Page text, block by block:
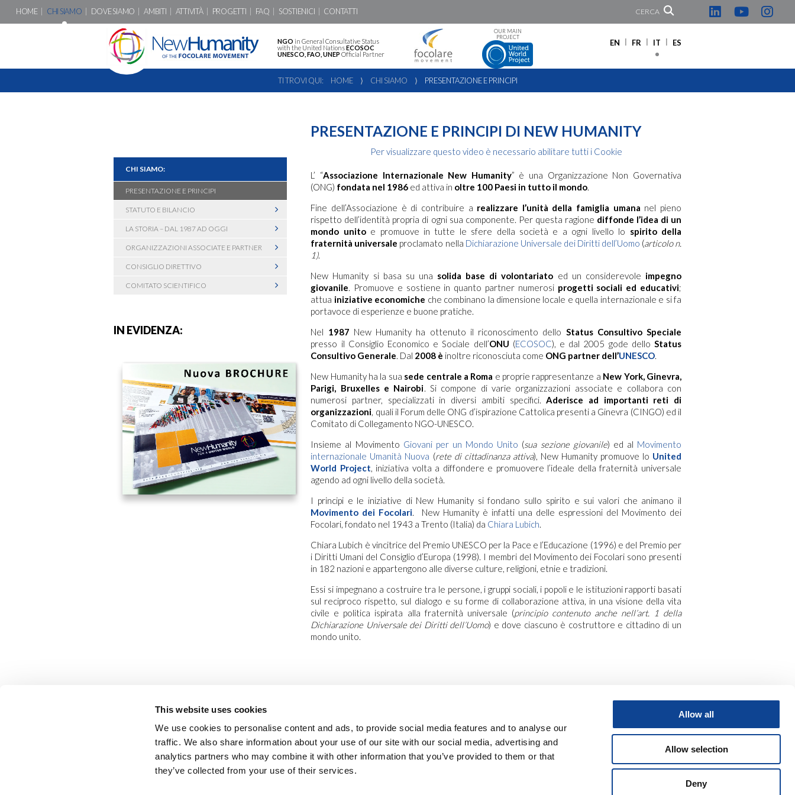
This website uses cookies
We use cookies to personalise content and ads, to provide social media features and to analyse our
traffic. We also share information about your use of our site with our social media, advertising and
analytics partners who may combine it with other information that you’ve provided to them or that
they’ve collected from your use of their services.
Allow all
Allow selection
Deny
HOME CHI SIAMO DOVE SIAMO AMBITI ATTIVITÀ PROGETTI FAQ SOSTIENICI CONTATTI CERCA
NGO in General Consultative Status
with the United NationsECOSOC
UNESCO, FAO, UNEP Official Partner
OUR MAIN
PROJECT
EN FR IT ES
TI TROVI QUI: HOME ⟩ CHI SIAMO ⟩ PRESENTAZIONE E PRINCIPI
PRESENTAZIONE E PRINCIPI DI NEW HUMANITY
CHI SIAMO:
PRESENTAZIONE E PRINCIPI
STATUTO E BILANCIO
LA STORIA – DAL 1987 AD OGGI
ORGANIZZAZIONI ASSOCIATE E PARTNER
CONSIGLIO DIRETTIVO
COMITATO SCIENTIFICO
IN EVIDENZA:
Per visualizzare questo video è necessario abilitare tutti i Cookie
L’ “Associazione Internazionale New Humanity” è una Organizzazione Non Governativa
(ONG) fondata nel 1986 ed attiva in oltre 100 Paesi in tutto il mondo.
Fine dell’Associazione è di contribuire a realizzare l’unità della famiglia umana nel pieno
rispetto dell’identità propria di ogni sua componente. Per questa ragione diffonde l’idea di un
mondo unitoe promuove in tutte le sfere della società e a ogni livello lo spirito della
fraternità universale proclamato nella Dichiarazione Universale dei Diritti dell’Uomo (articolo n.
1).
New Humanity si basa su una solida base di volontariato ed un considerevole impegno
giovanile. Promuove e sostiene in quanto partner numerosi progetti sociali ed educativi;
attua iniziative economiche che combinano la dimensione locale e quella internazionale e si fa
portavoce di esperienze e buone pratiche.
Nel 1987 New Humanity ha ottenuto il riconoscimento dello Status Consultivo Speciale
presso il Consiglio Economico e Sociale dell’ONU (ECOSOC), e dal 2005 gode delloStatus
Consultivo Generale. Dal 2008 è inoltre riconosciuta come ONG partner dell’UNESCO.
New Humanity ha la sua sede centrale a Roma e proprie rappresentanze a New York, Ginevra,
Parigi, Bruxelles e Nairobi. Si compone di varie organizzazioni associate e collabora con
numerosi partner, specializzati in diversi ambiti specifici.Aderisce ad importanti reti di
organizzazioni, quali il Forum delle ONG d’ispirazione Cattolica presenti a Ginevra (CINGO) ed il
Comitato di Collegamento NGO-UNESCO.
Insieme al Movimento Giovani per un Mondo Unito (sua sezione giovanile) ed al Movimento
internazionale Umanità Nuova (rete di cittadinanza attiva), New Humanity promuove lo United
World Project, iniziativa volta a diffondere e promuovere l’ideale della fraternità universale
agendo ad ogni livello della società.
I principi e le iniziative di New Humanity si fondano sullo spirito e sui valori che animano il
Movimento dei Focolari. New Humanity è infatti una delle espressioni del Movimento dei
Focolari, fondato nel 1943 a Trento (Italia) da Chiara Lubich.
Chiara Lubich è vincitrice del Premio UNESCO per la Pace e l’Educazione (1996) e del Premio per
i Diritti Umani del Consiglio d’Europa (1998). I membri del Movimento dei Focolari sono presenti
in 182 nazioni e appartengono alle diverse culture, religioni, etnie e tradizioni.
Essi si impegnano a costruire tra le persone, i gruppi sociali, i popoli e le istituzioni rapporti basati
sul reciproco rispetto, sul dialogo e su forme di collaborazione attiva, in una visione della vita
civile e politica ispirata alla fraternità universale (principio contenuto anche nell’art. 1 della
Dichiarazione Universale dei Diritti dell’Uomo) e dove ciascuno è costruttore e cittadino di un
mondo unito.